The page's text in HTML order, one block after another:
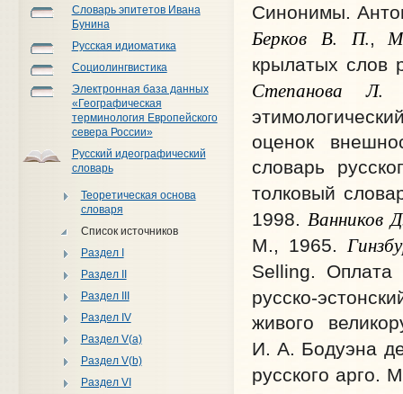
Словарь эпитетов Ивана
Бунина
Русская идиоматика
Социолингвистика
Электронная база данных
«Географическая
терминология Европейского
севера России»
Русский идеографический
словарь
Теоретическая основа
словаря
Список источников
Раздел I
Раздел II
Раздел III
Раздел IV
Раздел V(a)
Раздел V(b)
Раздел VI
Синонимы.
Берков В. П.,
крылатых слов
Степанова Л.
оценок
словарь
толковый
1998. Ванников
М., 1965.
Selling.
русско-
живого
И. А. Бодуэна
русского арго.